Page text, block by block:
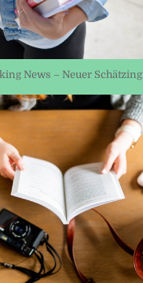
News – Neuer Schätzing